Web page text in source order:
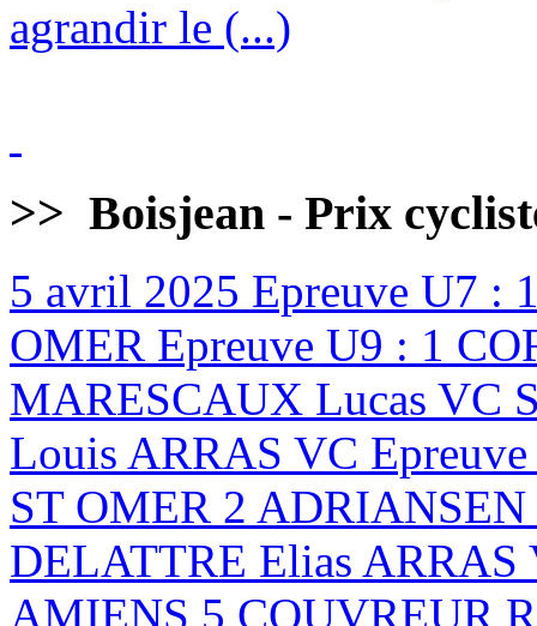
agrandir le (...)
>> Boisjean - Prix
5 avril 2025 Epreuve U7 :
OMER Epreuve U9 : 1
MARESCAUX Lucas VC
Louis ARRAS VC
ST OMER 2
DELATTRE Elias
AMIENS 5 COUVREUR